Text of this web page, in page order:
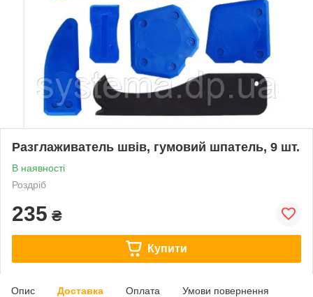
Разглаживатель швів, гумовий шпатель, 9 шт.
В наявності
Роздріб
235 ₴
Купити
Опис Доставка Оплата Умови повернення